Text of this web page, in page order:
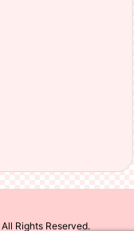
All Rights Reserved.